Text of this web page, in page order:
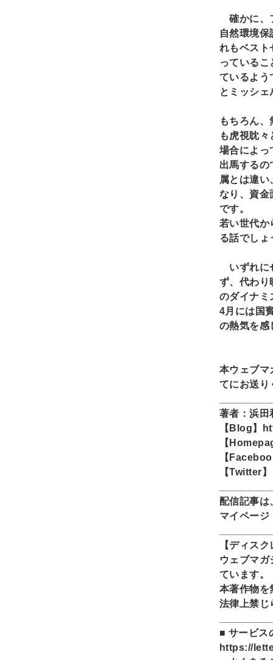
確かに、
自然環境
れもベスト
っている
ているよう
とミッシ
もちろん
も虎視眈
場合によっ
出馬するの
属とは違
なり、資金
です。
若い世代か
る話でしょ
いずれに
ず、代わり
のダイナミ
4月には国
の熱気を感
本ウェブマ
てにお送り
著者：浜田
【Blog】
【
【
【Twitter
配信記事は
マイペー
【ディス
ウェブマ
ています。
本著作物を
法律上禁じ
■ サービス
https://